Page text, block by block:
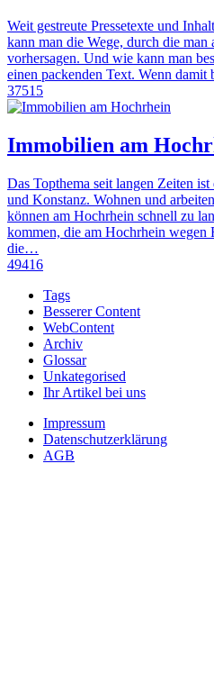
Weit gestreute Pressetexte und
kann man die Wege, durch die
vorhersagen. Und wie kann man
einen packenden Text. Wenn
37515
Immobilien am
Das Topthema seit langen Zeiten
und Konstanz. Wohnen und
können am Hochrhein schnell zu
kommen, die am Hochrhein wegen
die…
49416
Tags
Besserer Content
WebContent
Archiv
Glossar
Unkategorised
Ihr Artikel bei uns
Impressum
Datenschutzerklärung
AGB